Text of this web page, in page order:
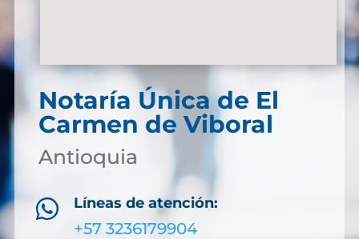
Notaría Única de El
Carmen de Viboral
Antioquia
 Líneas de atención:
+57 3236179904